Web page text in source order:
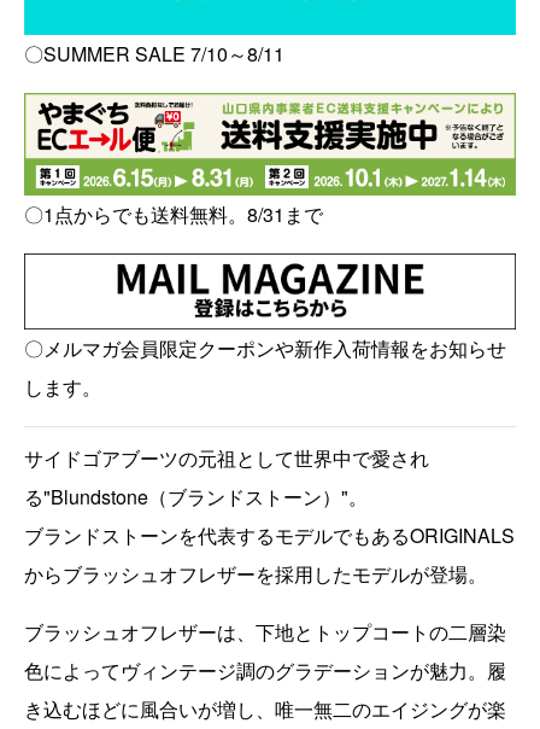
〇SUMMER SALE 7/10～8/11
〇1点からでも送料無料。8/31まで
〇メルマガ会員限定クーポンや新作入荷情報をお知らせ
します。
サイドゴアブーツの元祖として世界中で愛され
る"Blundstone（ブランドストーン）"。
ブランドストーンを代表するモデルでもあるORIGINALS
からブラッシュオフレザーを採用したモデルが登場。
ブラッシュオフレザーは、下地とトップコートの二層染
色によってヴィンテージ調のグラデーションが魅力。履
き込むほどに風合いが増し、唯一無二のエイジングが楽